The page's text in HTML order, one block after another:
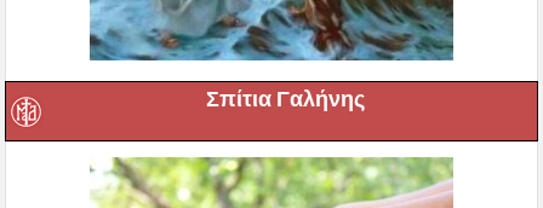
Σπίτια Γαλήνης